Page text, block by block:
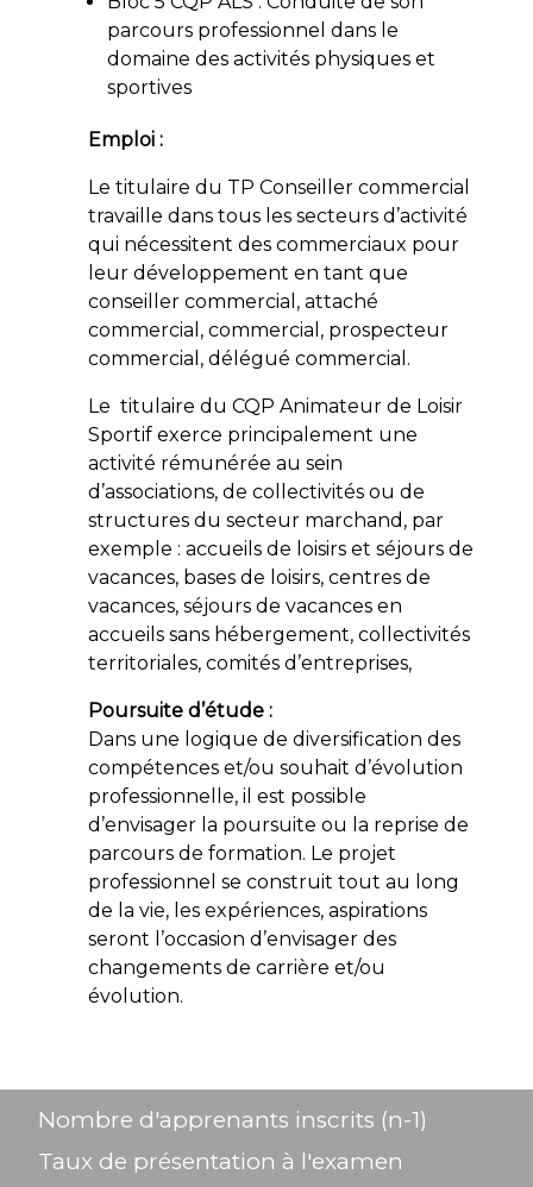
parcours professionnel dans le
domaine des activités physiques et
sportives
Emploi :
Le titulaire du TP Conseiller commercial
travaille dans tous les secteurs d’activité
qui nécessitent des commerciaux pour
leur développement en tant que
conseiller commercial, attaché
commercial, commercial, prospecteur
commercial, délégué commercial.
Le titulaire du CQP Animateur de Loisir
Sportif exerce principalement une
activité rémunérée au sein
d’associations, de collectivités ou de
structures du secteur marchand, par
exemple : accueils de loisirs et séjours de
vacances, bases de loisirs, centres de
vacances, séjours de vacances en
accueils sans hébergement, collectivités
territoriales, comités d’entreprises,
Poursuite d’étude :
Dans une logique de diversification des
compétences et/ou souhait d’évolution
professionnelle, il est possible
d’envisager la poursuite ou la reprise de
parcours de formation. Le projet
professionnel se construit tout au long
de la vie, les expériences, aspirations
seront l’occasion d’envisager des
changements de carrière et/ou
évolution.
Nombre d'apprenants inscrits (n-1)
Taux de présentation à l'examen